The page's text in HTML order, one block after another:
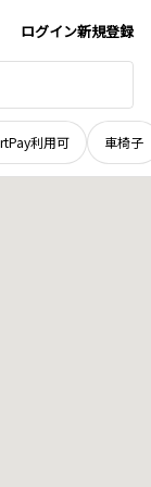
ログイン新規登録
利用可 車椅子